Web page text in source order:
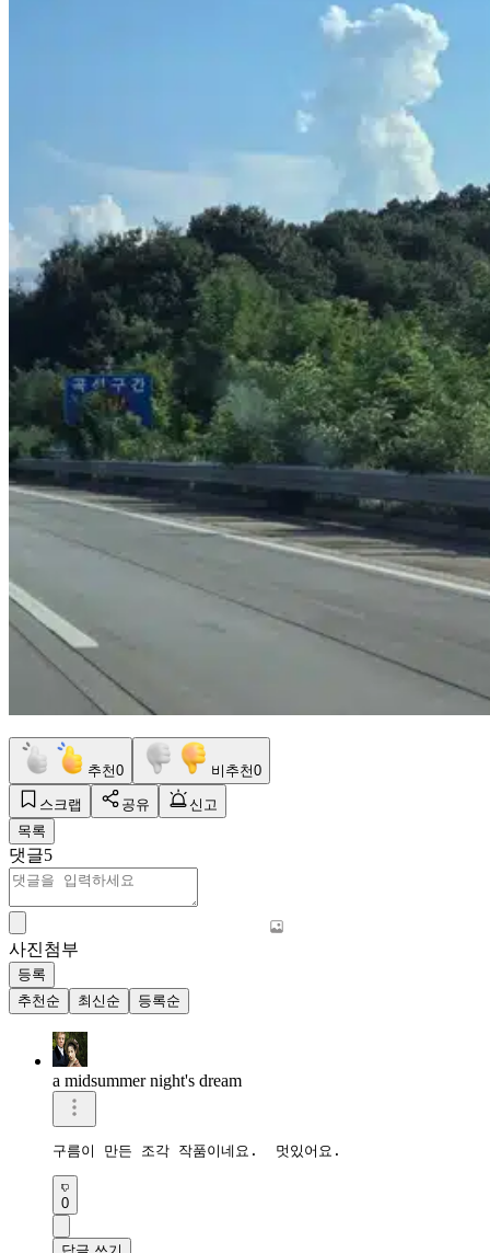
추천0 비추천0
스크랩 공유
신고
목록
댓글5
사진첨부
등록
추천순
최신순 등록순
a midsummer night's dream
구름이 만든 조각 작품이네요.  멋있어요.
0